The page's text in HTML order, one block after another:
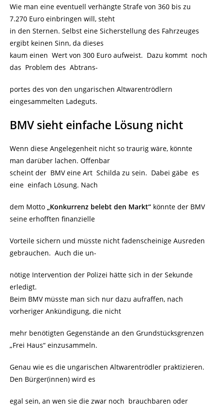
Wie man eine eventuell verhängte Strafe von 360 bis zu
7.270 Euro einbringen will, steht
in den Sternen. Selbst eine Sicherstellung des Fahrzeuges
ergibt keinen Sinn, da dieses
kaum einen Wert von 300 Euro aufweist. Dazu kommt noch
das Problem des Abtrans-
portes des von den ungarischen Altwarentrödlern
eingesammelten Ladeguts.
BMV sieht einfache Lösung nicht
Wenn diese Angelegenheit nicht so traurig wäre, könnte
man darüber lachen. Offenbar
scheint der BMV eine Art Schilda zu sein. Dabei gäbe es
eine einfach Lösung. Nach
dem Motto „Konkurrenz belebt den Markt“ könnte der BMV
seine erhofften finanzielle
Vorteile sichern und müsste nicht fadenscheinige Ausreden
gebrauchen. Auch die un-
nötige Intervention der Polizei hätte sich in der Sekunde
erledigt.
Beim BMV müsste man sich nur dazu aufraffen, nach
vorheriger Ankündigung, die nicht
mehr benötigten Gegenstände an den Grundstücksgrenzen
„Frei Haus“ einzusammeln.
Genau wie es die ungarischen Altwarentrödler praktizieren.
Den Bürger(innen) wird es
egal sein, an wen sie die zwar noch brauchbaren oder